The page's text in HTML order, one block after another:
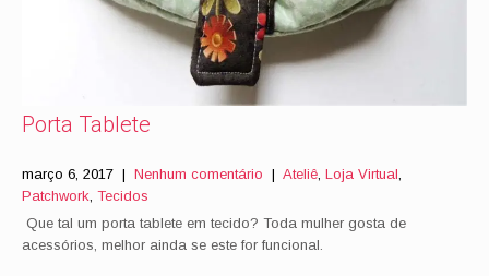
Porta Tablete
março 6, 2017 | Nenhum comentário | Ateliê, Loja Virtual,
Patchwork, Tecidos
Que tal um porta tablete em tecido? Toda mulher gosta de
acessórios, melhor ainda se este for funcional.